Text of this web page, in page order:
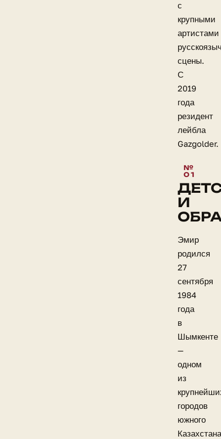
с
крупными
артистами
сцены.
С
2019
года
резидент
лейбла
Gazgolder.
И
Эмир
родился
27
сентября
1984
года
в
Шымкенте
—
одном
из
городов
южного